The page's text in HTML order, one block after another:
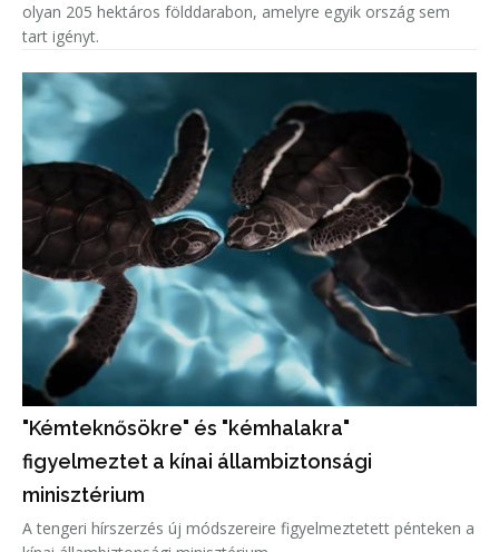
olyan 205 hektáros földdarabon, amelyre egyik ország sem
tart igényt.
"Kémteknősökre" és "kémhalakra"
figyelmeztet a kínai állambiztonsági
minisztérium
A tengeri hírszerzés új módszereire figyelmeztetett pénteken a